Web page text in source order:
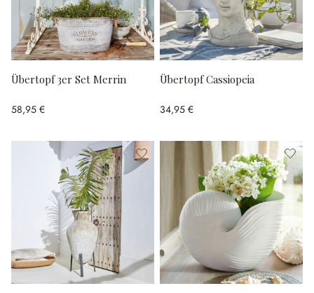
Übertopf 3er Set Merrin
58,95 €
Übertopf Cassiopeia
34,95 €